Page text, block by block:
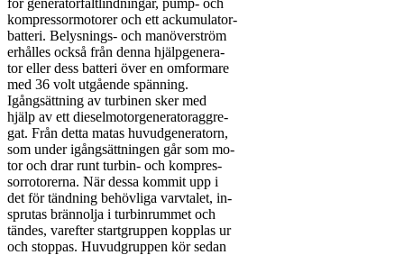
för generatorfältlindningar, pump- och
kompressormotorer och ett ackumulator-
batteri. Belysnings- och manöverström
erhålles också från denna hjälpgenera-
tor eller dess batteri över en omformare
med 36 volt utgående spänning.
Igångsättning av turbinen sker med
hjälp av ett dieselmotorgeneratoraggre-
gat. Från detta matas huvudgeneratorn,
som under igångsättningen går som mo-
tor och drar runt turbin- och kompres-
sorrotorerna. När dessa kommit upp i
det för tändning behövliga varvtalet, in-
sprutas brännolja i turbinrummet och
tändes, varefter startgruppen kopplas ur
och stoppas. Huvudgruppen kör sedan